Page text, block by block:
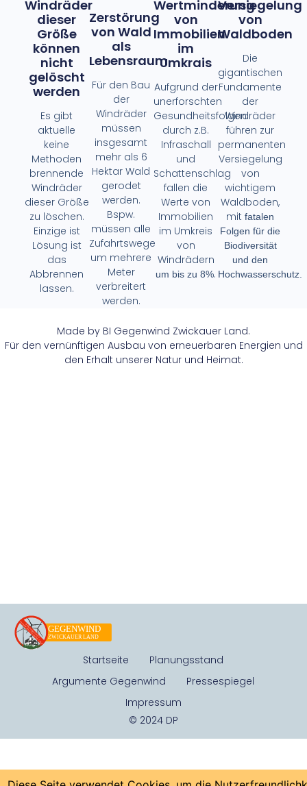
Windräder
dieser
Größe
können
nicht
gelöscht
werden
Es gibt
aktuelle
keine
Methoden
brennende
Windräder
dieser Größe
zu löschen.
Einzige ist
Lösung ist
das
Abbrennen
lassen.
Zerstörung
von Wald
als
Lebensraum
Für den Bau
der
Windräder
müssen
insgesamt
mehr als 6
Hektar Wald
gerodet
werden.
Bspw.
müssen alle
Zufahrtswege
um mehrere
Meter
verbreitert
werden.
Wertminderung
von
Immobilien
im
Umkrais
Aufgrund der
unerforschten
Gesundheitsfolgen
durch z.B.
Infraschall
und
Schattenschlag
fallen die
Werte von
Immobilien
im Umkreis
von
Windrädern
um bis zu 8%.
Versiegelung
von
Waldboden
Die
gigantischen
Fundamente
der
Windräder
führen zur
permanenten
Versiegelung
von
wichtigem
Waldboden,
mitfatalen
Folgen für die
Biodiversität
und den
Hochwasserschutz.
Made by BI Gegenwind Zwickauer Land.
Für den vernünftigen Ausbau von erneuerbaren Energien und
den Erhalt unserer Natur und Heimat.
Startseite
Planungsstand
Argumente Gegenwind
Pressespiegel
Impressum
© 2024 DP